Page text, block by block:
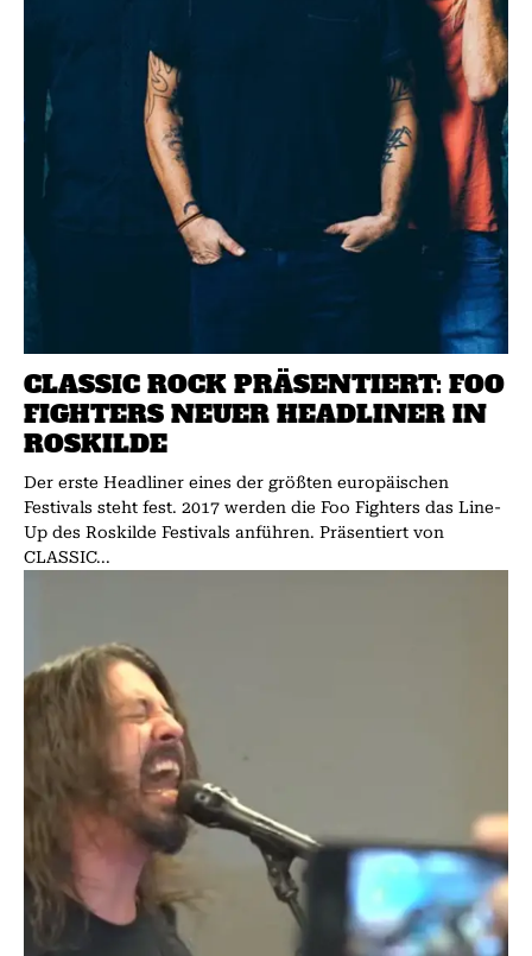
CLASSIC ROCK PRÄSENTIERT: FOO
FIGHTERS NEUER HEADLINER IN
ROSKILDE
Der erste Headliner eines der größten europäischen
Festivals steht fest. 2017 werden die Foo Fighters das Line-
Up des Roskilde Festivals anführen. Präsentiert von
CLASSIC...